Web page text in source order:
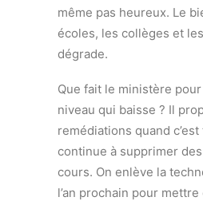
même pas heureux. Le
écoles, les collèges et
dégrade.
Que fait le ministère
niveau qui baisse ? Il
remédiations quand
continue à supprimer
cours. On enlève la
l’an prochain pour